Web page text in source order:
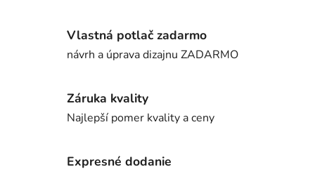
Vlastná potlač zadarmo
návrh a úprava dizajnu ZADARMO
Záruka kvality
Najlepší pomer kvality a ceny
Expresné dodanie